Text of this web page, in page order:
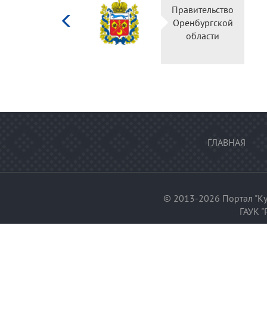
Министерство
культуры
Российской
федерации
ГЛАВНАЯ
© 2013-2026 Портал
ГАУК